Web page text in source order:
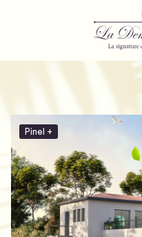
Pinel +